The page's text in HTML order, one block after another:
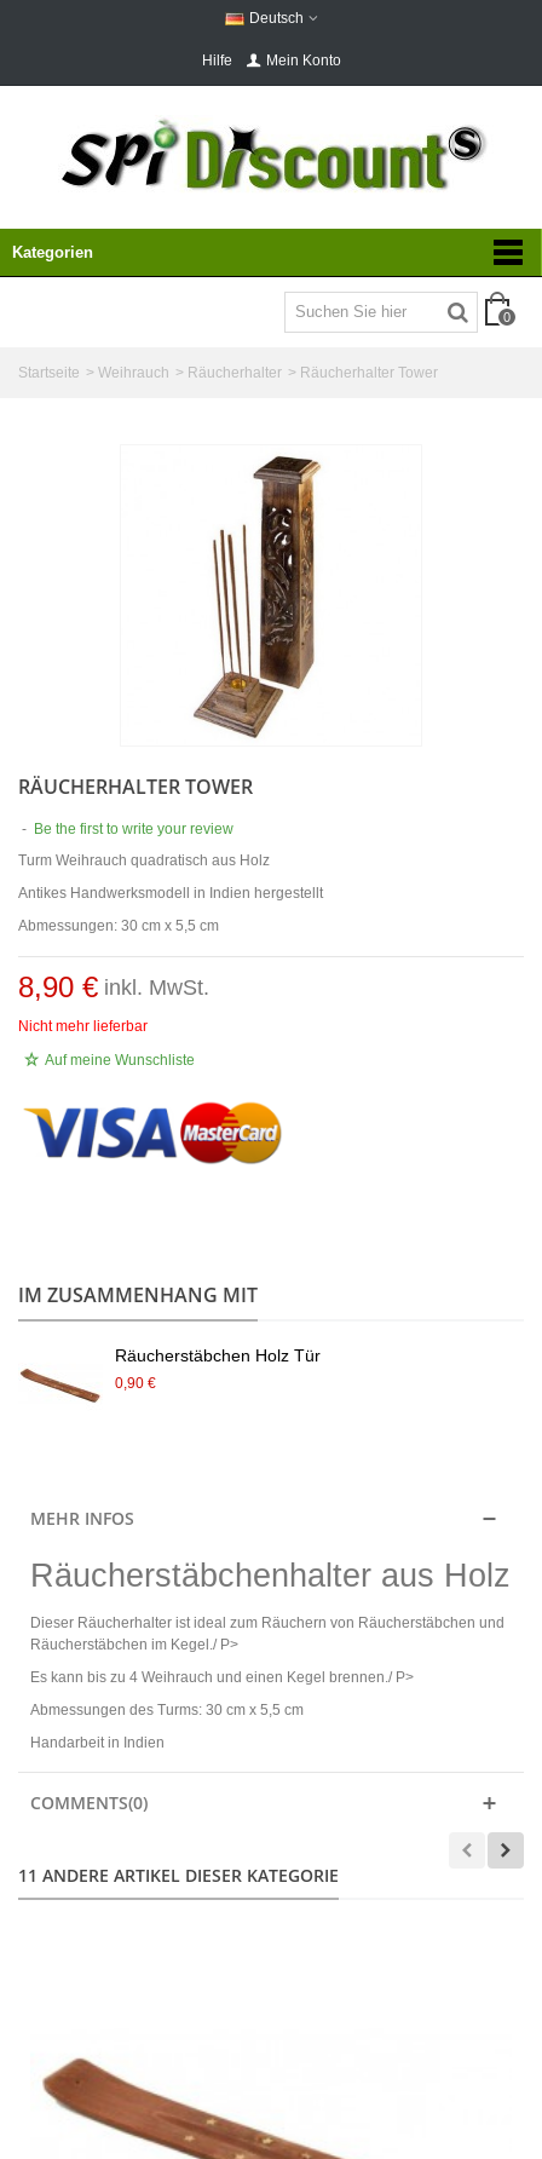
Deutsch
Hilfe Mein Konto
Kategorien
0
Startseite > Weihrauch > Räucherhalter > Räucherhalter Tower
RÄUCHERHALTER TOWER
- Be the first to write your review
Turm Weihrauch quadratisch aus Holz
Antikes Handwerksmodell in Indien hergestellt
Abmessungen: 30 cm x 5,5 cm
8,90 € inkl. MwSt.
Nicht mehr lieferbar
Auf meine Wunschliste
IM ZUSAMMENHANG MIT
Räucherstäbchen Holz Tür
0,90 €
MEHR INFOS
Räucherstäbchenhalter aus Holz
Dieser Räucherhalter ist ideal zum Räuchern von Räucherstäbchen und
Räucherstäbchen im Kegel./ P>
Es kann bis zu 4 Weihrauch und einen Kegel brennen./ P>
Abmessungen des Turms: 30 cm x 5,5 cm
Handarbeit in Indien
COMMENTS(0)
11 ANDERE ARTIKEL DIESER KATEGORIE